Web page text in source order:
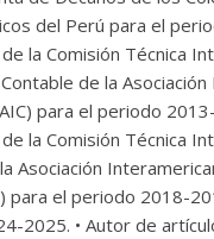
del Perú para el
la Comisión Técnica
de la
para el periodo
la Comisión Técnica
Asociación
para el periodo 2018-
2025. • Autor de